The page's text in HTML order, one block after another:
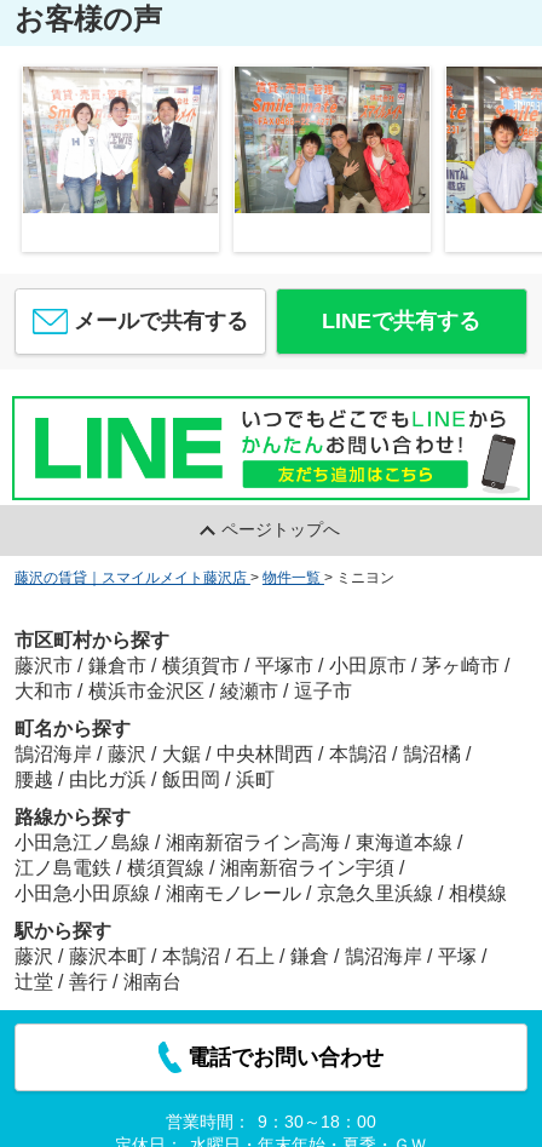
お客様の声
メールで共有する LINEで共有する
ページトップへ
藤沢の賃貸｜スマイルメイト藤沢店 > 物件一覧 > ミニヨン
市区町村から探す
藤沢市 / 鎌倉市 / 横須賀市 / 平塚市 / 小田原市 / 茅ヶ崎市 /
大和市 / 横浜市金沢区 / 綾瀬市 / 逗子市
町名から探す
鵠沼海岸 / 藤沢 / 大鋸 / 中央林間西 / 本鵠沼 / 鵠沼橘 /
腰越 / 由比ガ浜 / 飯田岡 / 浜町
路線から探す
小田急江ノ島線 / 湘南新宿ライン高海 / 東海道本線 /
江ノ島電鉄 / 横須賀線 / 湘南新宿ライン宇須 /
小田急小田原線 / 湘南モノレール / 京急久里浜線 / 相模線
駅から探す
藤沢 / 藤沢本町 / 本鵠沼 / 石上 / 鎌倉 / 鵠沼海岸 / 平塚 /
辻堂 / 善行 / 湘南台
電話でお問い合わせ
営業時間：
9：30～18：00